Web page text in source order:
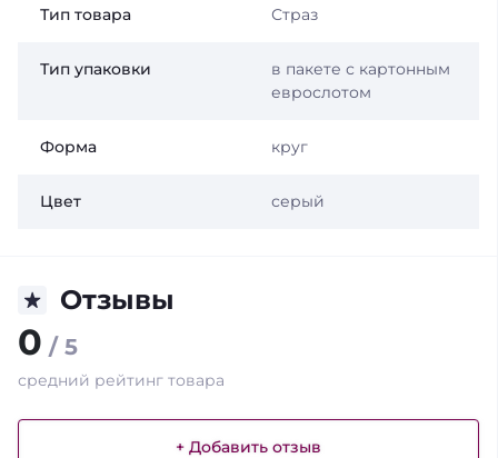
Тип товара Страз
Тип упаковки
в пакете с картонным
еврослотом
Форма круг
Цвет серый
Отзывы
0 / 5
средний рейтинг товара
+ Добавить отзыв